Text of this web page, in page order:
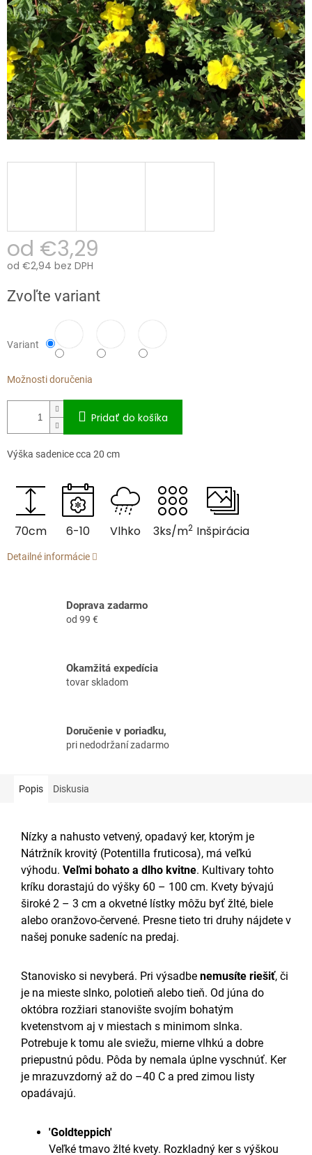
od €3,29
od €2,94 bez DPH
cena:
Zvoľte variant
Variant
Možnosti doručenia
Pridať do košíka
Výška sadenice cca 20 cm
70cm 6-10 Vlhko 3ks/m2 Inšpirácia
Detailné informácie
Doprava zadarmo
od 99 €
Okamžitá expedícia
tovar skladom
Doručenie v poriadku,
pri nedodržaní zadarmo
Popis Diskusia
Nízky a nahusto vetvený, opadavý ker, ktorým je
Nátržník krovitý (Potentilla fruticosa), má veľkú
výhodu. Veľmi bohato a dlho kvitne. Kultivary tohto
kríku dorastajú do výšky 60 – 100 cm. Kvety bývajú
široké 2 – 3 cm a okvetné lístky môžu byť žlté, biele
alebo oranžovo-červené. Presne tieto tri druhy nájdete v
našej ponuke sadeníc na predaj.
Stanovisko si nevyberá. Pri výsadbe nemusíte riešiť, či
je na mieste slnko, polotieň alebo tieň. Od júna do
októbra rozžiari stanovište svojím bohatým
kvetenstvom aj v miestach s minimom slnka.
Potrebuje k tomu ale sviežu, mierne vlhkú a dobre
priepustnú pôdu. Pôda by nemala úplne vyschnúť. Ker
je mrazuvzdorný až do –40 C a pred zimou listy
opadávajú.
'Goldteppich'
Veľké tmavo žlté kvety. Rozkladný ker s výškou